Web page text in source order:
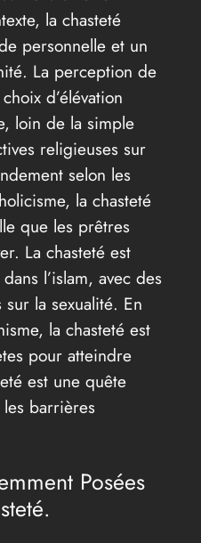
la chasteté
personnelle et un
La perception de
d’élévation
loin de la simple
religieuses sur
selon les
la chasteté
que les prêtres
La chasteté est
l’islam, avec des
la sexualité. En
la chasteté est
pour atteindre
est une quête
barrières
Posées